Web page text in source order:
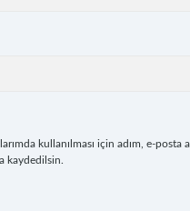
kullanılması için adım, e-posta
kaydedilsin.